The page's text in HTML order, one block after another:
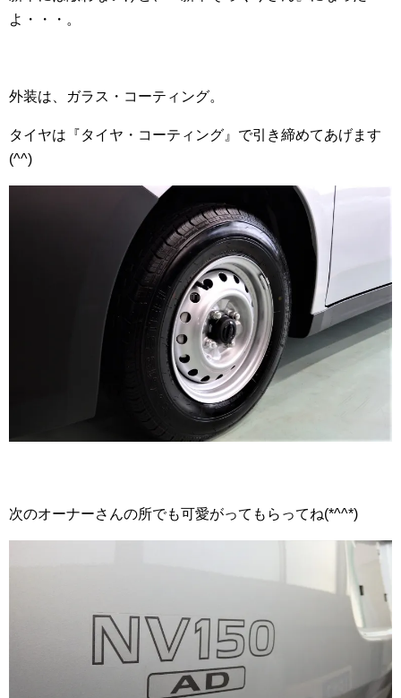
よ・・・。
外装は、ガラス・コーティング。
タイヤは『タイヤ・コーティング』で引き締めてあげます
(^^)
次のオーナーさんの所でも可愛がってもらってね(*^^*)